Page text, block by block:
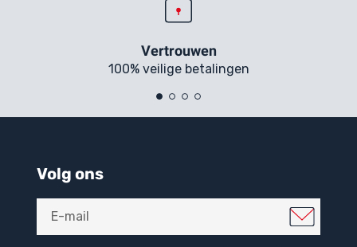
Vertrouwen
100% veilige betalingen
Volg ons